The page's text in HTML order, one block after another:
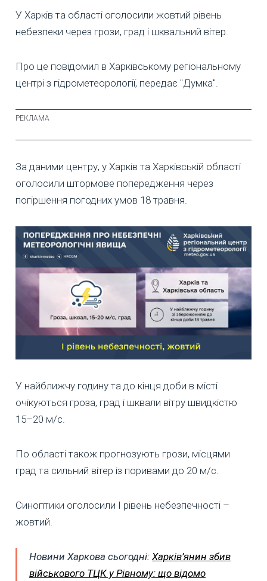
У Харків та області оголосили жовтий рівень
небезпеки через грози, град і шквальний вітер.
Про це повідомил в Харківському регіональному
центрі з гідрометеорології, передає "Думка".
За даними центру, у Харків та Харківській області
оголосили штормове попередження через
погіршення погодних умов 18 травня.
У найближчу годину та до кінця доби в місті
очікуються гроза, град і шквали вітру швидкістю
15–20 м/с.
По області також прогнозують грози, місцями
град та сильний вітер із поривами до 20 м/с.
Синоптики оголосили I рівень небезпечності –
жовтий.
Новини Харкова сьогодні: Харків’янин збив
військового ТЦК у Рівному: що відомо